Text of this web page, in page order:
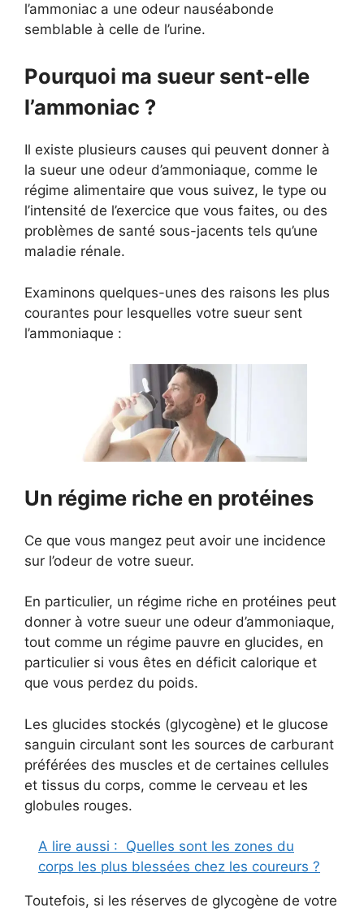
l’ammoniac a une odeur nauséabonde
semblable à celle de l’urine.
Pourquoi ma sueur sent-elle
l’ammoniac ?
Il existe plusieurs causes qui peuvent donner à
la sueur une odeur d’ammoniaque, comme le
régime alimentaire que vous suivez, le type ou
l’intensité de l’exercice que vous faites, ou des
problèmes de santé sous-jacents tels qu’une
maladie rénale.
Examinons quelques-unes des raisons les plus
courantes pour lesquelles votre sueur sent
l’ammoniaque :
Un régime riche en protéines
Ce que vous mangez peut avoir une incidence
sur l’odeur de votre sueur.
En particulier, un régime riche en protéines peut
donner à votre sueur une odeur d’ammoniaque,
tout comme un régime pauvre en glucides, en
particulier si vous êtes en déficit calorique et
que vous perdez du poids.
Les glucides stockés (glycogène) et le glucose
sanguin circulant sont les sources de carburant
préférées des muscles et de certaines cellules
et tissus du corps, comme le cerveau et les
globules rouges.
A lire aussi : Quelles sont les zones du
corps les plus blessées chez les coureurs ?
Toutefois, si les réserves de glycogène de votre